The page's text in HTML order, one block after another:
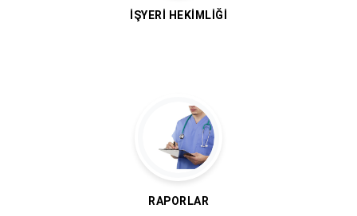
İŞYERI HEKIMLIĞI
RAPORLAR